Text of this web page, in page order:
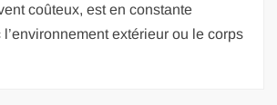
coûteux, est en constante
extérieur ou le corps